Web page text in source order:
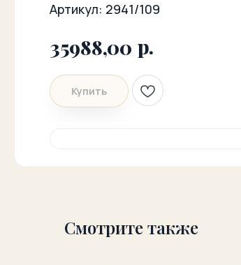
Артикул: 2941/109
35988,00 р.
Купить
Смотрите также